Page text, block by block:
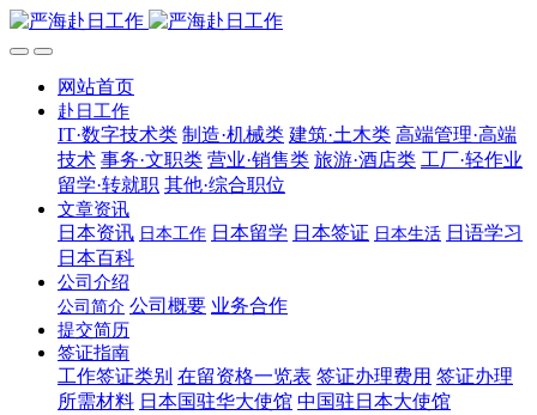
网站首页
赴日工作
IT·数字技术类 制造·机械类 建筑·土木类 高端管理·高端
技术 事务·文职类 营业·销售类 旅游·酒店类 工厂·轻作业
留学·转就职 其他·综合职位
文章资讯
日本资讯 日本工作 日本留学 日本签证 日本生活 日语学习
日本百科
公司介绍
公司简介 公司概要 业务合作
提交简历
签证指南
工作签证类别 在留资格一览表 签证办理费用 签证办理
所需材料 日本国驻华大使馆 中国驻日本大使馆